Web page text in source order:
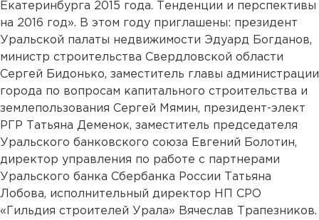
Екатеринбурга 2015 года. Тенденции и перспективы
на 2016 год». В этом году приглашены: президент
Уральской палаты недвижимости Эдуард Богданов,
министр строительства Свердловской области
Сергей Бидонько, заместитель главы администрации
города по вопросам капитального строительства и
землепользования Сергей Мямин, президент-элект
РГР Татьяна Деменок, заместитель председателя
Уральского банковского союза Евгений Болотин,
директор управления по работе с партнерами
Уральского банка Сбербанка России Татьяна
Лобова, исполнительный директор НП СРО
«Гильдия строителей Урала» Вячеслав Трапезников.